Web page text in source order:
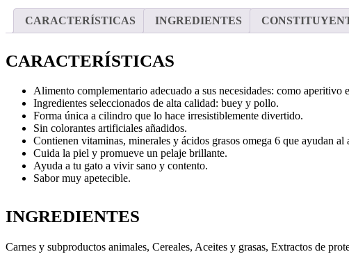
CARACTERÍSTICAS INGREDIENTES
CARACTERÍSTICAS
Alimento complementario adecuado a sus necesidades: como aperitivo
Ingredientes seleccionados de alta calidad: buey y pollo.
Forma única a cilindro que lo hace irresistiblemente divertido.
Sin colorantes artificiales añadidos.
Contienen vitaminas, minerales y ácidos grasos omega 6 que ayudan
Cuida la piel y promueve un pelaje brillante.
Ayuda a tu gato a vivir sano y contento.
Sabor muy apetecible.
INGREDIENTES
Carnes y subproductos animales, Cereales, Aceites y grasas, Extractos de